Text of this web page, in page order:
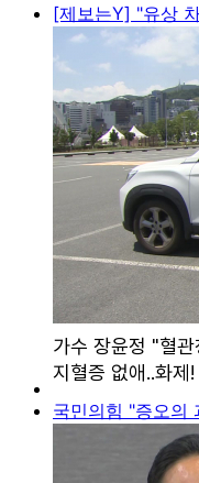
[제보는Y] "유상
국민의힘 "증오의